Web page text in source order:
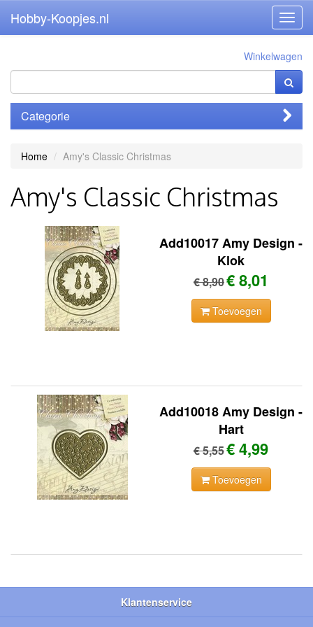
Hobby-Koopjes.nl
Winkelwagen
Categorie
Home Amy's Classic Christmas
Amy's Classic Christmas
Add10017 Amy Design -
Klok
€ 8,90€ 8,01
Toevoegen
Add10018 Amy Design -
Hart
€ 5,55€ 4,99
Toevoegen
Klantenservice